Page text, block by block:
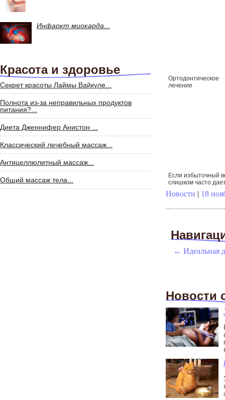
Инфаркт миокарда...
Красота и здоровье
Секрет красоты Лаймы Вайкуле...
Полнота из-за неправильных продуктов
питания?...
Диета Дженнифер Анистон ...
Классический лечебный массаж...
Антицеллюлитный массаж...
Общий массаж тела...
Ортодонтическое
лечение
Если избыточный
слишком часто
себе знать
Новости | 18
← Идеальная
Новости